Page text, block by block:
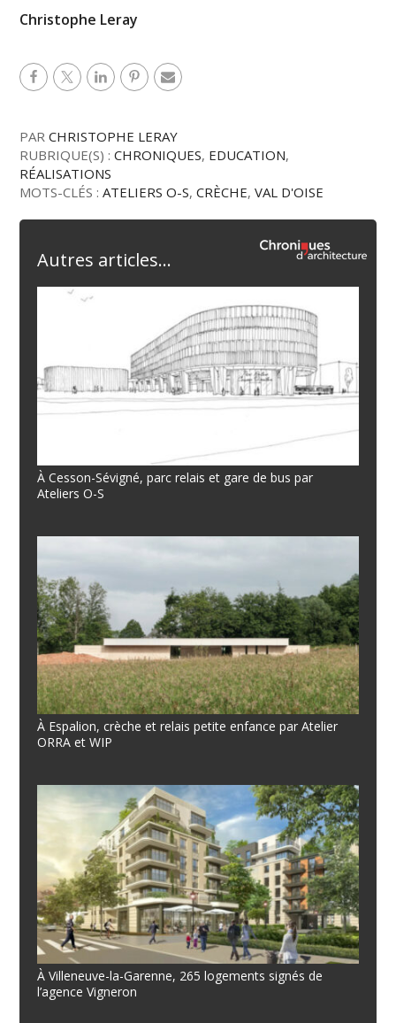
Christophe Leray
PARCHRISTOPHE LERAY
RUBRIQUE(S) :CHRONIQUES, EDUCATION,
RÉALISATIONS
MOTS-CLÉS :ATELIERS O-S,CRÈCHE,VAL D'OISE
Autres articles...
À Cesson-Sévigné, parc relais et gare de bus par
Ateliers O-S
À Espalion, crèche et relais petite enfance par Atelier
ORRA et WIP
À Villeneuve-la-Garenne, 265 logements signés de
l’agence Vigneron